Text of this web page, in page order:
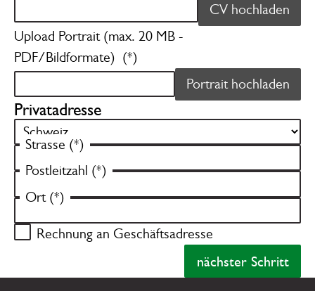
CV hochladen
Upload Portrait (max. 20 MB -
PDF/Bildformate) (*)
Portrait hochladen
Privatadresse
Strasse (*)
Postleitzahl (*)
Ort (*)
Rechnung an Geschäftsadresse
nächster
nächster Schritt